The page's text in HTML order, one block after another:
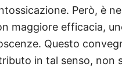
Però, è
maggiore efficacia,
Questo
in tal senso, non